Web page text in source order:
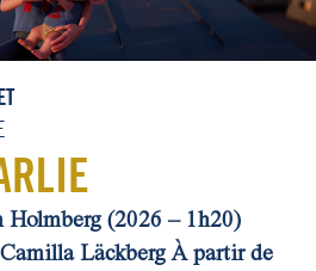
Holmberg (2026 – 1h20)
Läckberg À partir de